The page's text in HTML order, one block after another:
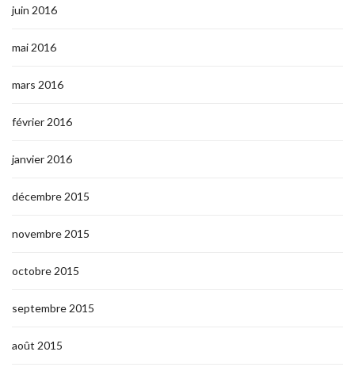
juin 2016
mai 2016
mars 2016
février 2016
janvier 2016
décembre 2015
novembre 2015
octobre 2015
septembre 2015
août 2015